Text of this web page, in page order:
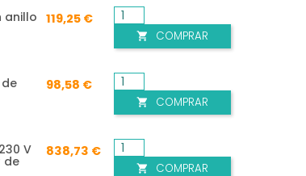
anillo 119,25 €
 COMPRAR
98,58 €
 COMPRAR
V
de
838,73 €
 COMPRAR